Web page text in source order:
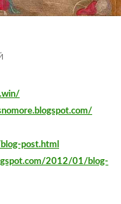
post.html
2012/01/blog-